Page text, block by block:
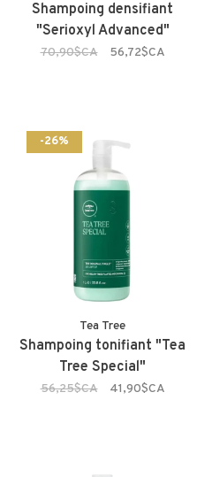
Shampoing densifiant
"Serioxyl Advanced"
70,90$CA 56,72$CA
-26%
Tea Tree
Shampoing tonifiant "Tea
Tree Special"
56,25$CA 41,90$CA